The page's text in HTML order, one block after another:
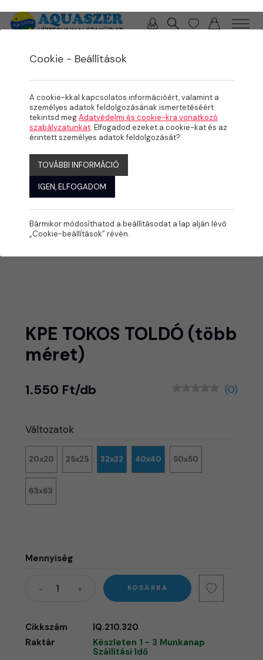
KPE TOKOS TOLDÓ (több
méret)
1.550 Ft/db (0)
Változatok
20x20 25x25 32x32 40x40 50x50
63x63
Mennyiség
KOSÁRBA
Cikkszám
IQ.210.320
Raktár
Készleten 1 - 3 Munkanap
Szállítási Idő
Cookie - Beállítások
A cookie-kkal kapcsolatos információért, valamint a
személyes adatok feldolgozásának ismertetéséért
tekintsd megAdatvédelmi és cookie-kra vonatkozó
szabályzatunkat. Elfogadod ezeket a cookie-kat és az
érintett személyes adatok feldolgozását?
TOVÁBBI INFORMÁCIÓ
IGEN, ELFOGADOM
Bármikor módosíthatod a beállításodat a lap alján lévő
„Cookie-beállítások” révén.